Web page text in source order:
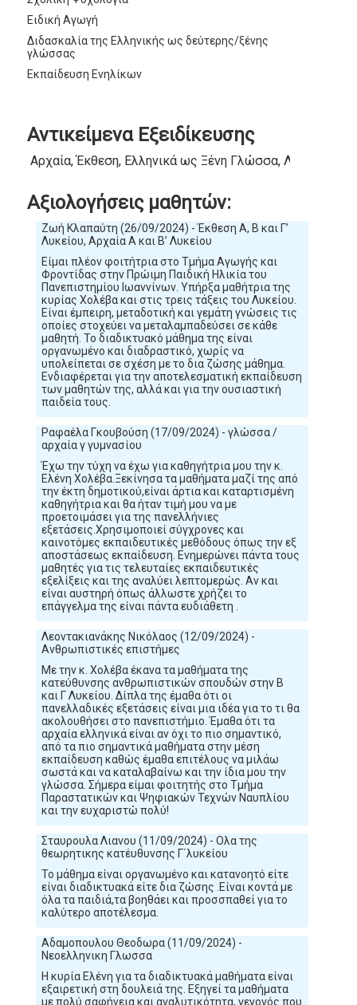
Ειδική Αγωγή
Διδασκαλία της Ελληνικής ως δεύτερης/ξένης
γλώσσας
Εκπαίδευση Ενηλίκων
Αντικείμενα Εξειδίκευσης
Αρχαία, Έκθεση, Ελληνικά ως Ξένη Γλώσσα, Λατινικά,
Αξιολογήσεις μαθητών:
Ζωή Κλαπαύτη (26/09/2024) - Έκθεση Α, Β και Γ’
Λυκείου, Αρχαία Α και Β’ Λυκείου
Είμαι πλέον φοιτήτρια στο Τμήμα Αγωγής και
Φροντίδας στην Πρώιμη Παιδική Ηλικία του
Πανεπιστημίου Ιωαννίνων. Υπήρξα μαθήτρια της
κυρίας Χολέβα και στις τρεις τάξεις του Λυκείου.
Είναι έμπειρη, μεταδοτική και γεμάτη γνώσεις τις
οποίες στοχεύει να μεταλαμπαδεύσει σε κάθε
μαθητή. Το διαδικτυακό μάθημα της είναι
οργανωμένο και διαδραστικό, χωρίς να
υπολείπεται σε σχέση με το δια ζώσης μάθημα.
Ενδιαφέρεται για την αποτελεσματική εκπαίδευση
των μαθητών της, αλλά και για την ουσιαστική
παιδεία τους.
Ραφαέλα Γκουβούση (17/09/2024) - γλώσσα /
αρχαία γ γυμνασίου
Έχω την τύχη να έχω για καθηγήτρια μου την κ.
Ελένη Χολέβα.Ξεκίνησα τα μαθήματα μαζί της από
την έκτη δημοτικού,είναι άρτια και καταρτισμένη
καθηγήτρια και θα ήταν τιμή μου να με
προετοιμάσει για της πανελλήνιες
εξετάσεις.Χρησιμοποιεί σύγχρονες και
καινοτόμες εκπαιδευτικές μεθόδους όπως την εξ
αποστάσεως εκπαίδευση. Ενημερώνει πάντα τους
μαθητές για τις τελευταίες εκπαιδευτικές
εξελίξεις και της αναλύει λεπτομερώς. Αν και
είναι αυστηρή όπως άλλωστε χρήζει το
επάγγελμα της είναι πάντα ευδιάθετη .
Λεοντακιανάκης Νικόλαος (12/09/2024) -
Ανθρωπιστικές επιστήμες
Με την κ. Χολέβα έκανα τα μαθήματα της
κατεύθυνσης ανθρωπιστικών σπουδών στην Β
και Γ Λυκείου. Δίπλα της έμαθα ότι οι
πανελλαδικές εξετάσεις είναι μια ιδέα για το τι θα
ακολουθήσει στο πανεπιστήμιο. Έμαθα ότι τα
αρχαία ελληνικά είναι αν όχι το πιο σημαντικό,
από τα πιο σημαντικά μαθήματα στην μέση
εκπαίδευση καθώς έμαθα επιτέλους να μιλάω
σωστά και να καταλαβαίνω και την ίδια μου την
γλώσσα. Σήμερα είμαι φοιτητής στο Τμήμα
Παραστατικών και Ψηφιακών Τεχνών Ναυπλίου
και την ευχαριστώ πολύ!
Σταυρουλα Λιανου (11/09/2024) - Ολα της
θεωρητικης κατέυθυνσης Γ΄λυκείου
Το μάθημα είναι οργανωμένο και κατανοητό είτε
είναι διαδικτυακά είτε δια ζώσης .Είναι κοντά με
όλα τα παιδιά,τα βοηθάει και προσσπαθεί για το
καλύτερο αποτέλεσμα.
Αδαμοπουλου Θεοδωρα (11/09/2024) -
Νεοελληνικη Γλωσσα
Η κυρία Ελένη για τα διαδικτυακά μαθήματα είναι
εξαιρετική στη δουλειά της. Εξηγεί τα μαθήματα
με πολύ σαφήνεια και αναλυτικότητα, γεγονός που